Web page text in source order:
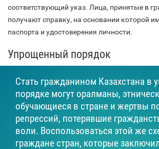
соответствующий указ. Лица, принятые в
получают справку, на основании которой
паспорта и удостоверения личности.
Упрощенный порядок
Стать гражданином Казахстана в
порядке могут оралманы,
обучающиеся в стране и жертвы
репрессий, потерявшие
воли. Воспользоваться этой же
граждане стран, которые